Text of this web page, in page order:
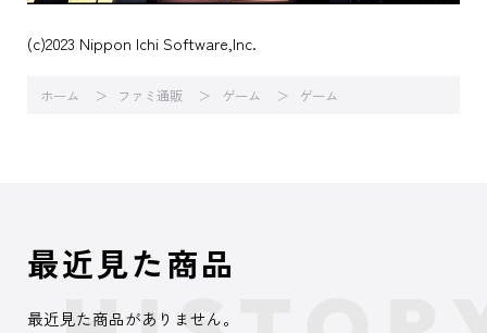
(c)2023 Nippon Ichi Software,Inc.
ホーム ファミ通販 ゲーム ゲーム
最近見た商品
最近見た商品がありません。